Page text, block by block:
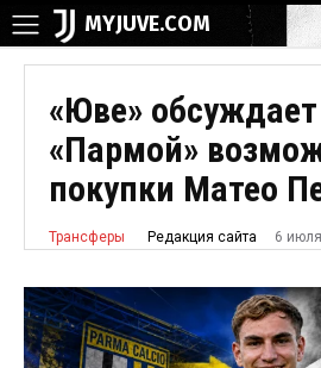
MYJUVE.COM
«Юве»
«Пармой»
покупки Матео
Трансферы Редакция сайта 6